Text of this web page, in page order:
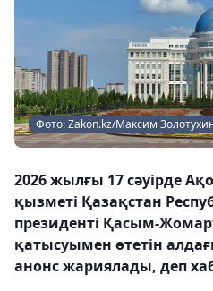
Фото: Zakon.kz/Максим
2026 жылғы 17 сәуірде
қызметі Қазақстан
президенті Қасым-
қатысуымен өтетін
анонс жариялады, деп